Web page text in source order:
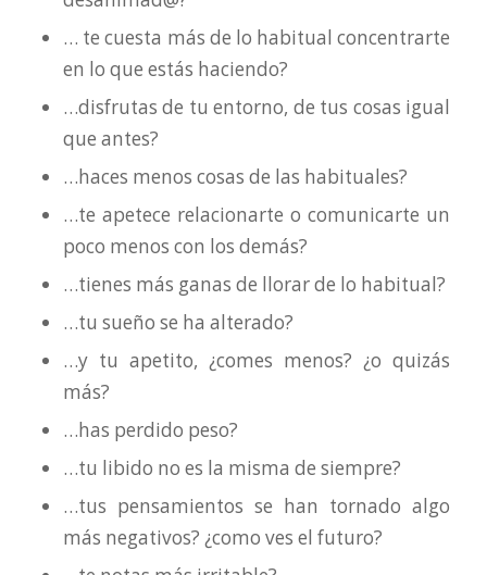
… te cuesta más de lo habitual concentrarte
en lo que estás haciendo?
…disfrutas de tu entorno, de tus cosas igual
que antes?
…haces menos cosas de las habituales?
…te apetece relacionarte o comunicarte un
poco menos con los demás?
…tienes más ganas de llorar de lo habitual?
…tu sueño se ha alterado?
…y tu apetito, ¿comes menos? ¿o quizás
más?
…has perdido peso?
…tu libido no es la misma de siempre?
…tus pensamientos se han tornado algo
más negativos? ¿como ves el futuro?